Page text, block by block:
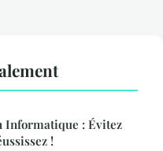
Informatique : Évitez
!